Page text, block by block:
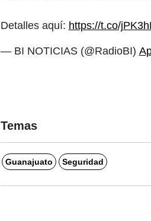
Detalles aquí: https://t.co/
— BI NOTICIAS (@RadioBI)
Temas
Guanajuato Seguridad